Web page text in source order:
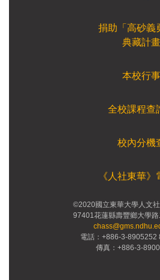
捐助「高砂義
典藏計畫
本校行
全校課程查
校內分機
《人社東華》
©2020國立東華大學人文
97401花蓮縣壽豐鄉大學
電話：+886-3-8905252
傳真：+886-3-